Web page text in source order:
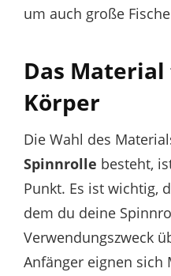
um auch große
Das
Körper
Die Wahl des
Spinnrolle besteht,
Punkt. Es ist wichtig,
dem du deine
Verwendungszweck
Anfänger eignen sich